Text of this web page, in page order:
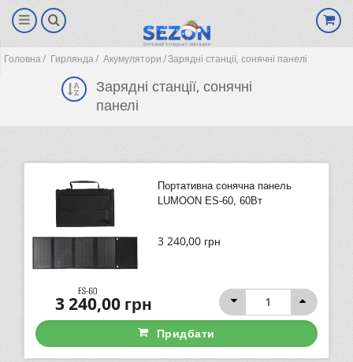
Головна Гирлянда Акумулятори Зарядні станції, сонячні панелі
Зарядні станції, сонячні
панелі
Портативна сонячна панель
LUMOON ES-60, 60Вт
3 240,00 грн
3 240,00грн
Придбати